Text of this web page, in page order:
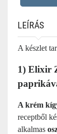
LEÍRÁS
A készlet
1) Elixir
A krém
receptből
alkalmas